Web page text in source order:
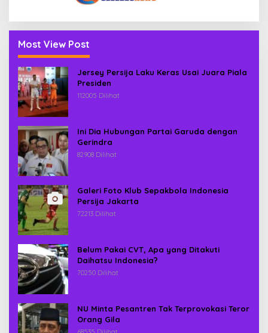
Most View Post
Jersey Persija Laku Keras Usai Juara Piala
Presiden
112005 Dilihat
Ini Dia Hubungan Partai Garuda dengan
Gerindra
82908 Dilihat
Galeri Foto Klub Sepakbola Indonesia
Persija Jakarta
72213 Dilihat
Belum Pakai CVT, Apa yang Ditakuti
Daihatsu Indonesia?
70250 Dilihat
NU Minta Pesantren Tak Terprovokasi Teror
Orang Gila